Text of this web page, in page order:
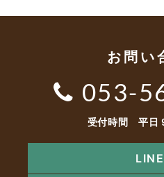
お問い
053-
受付時間 平日